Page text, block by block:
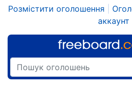
Розмістити оголошення
аккаунт